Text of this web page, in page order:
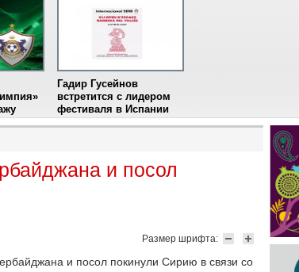
Гадир Гусейнов
встретится с лидером
фестиваля в Испании
и посол
Размер шрифта:
и посол покинули Сирию в связи со